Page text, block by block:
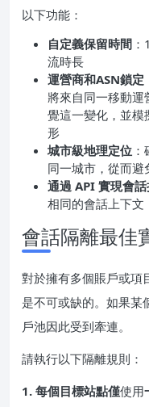
以下功能：
自定義保留時間
流時長
運營商和ASN鎖定
將來自同一移動運
覺這一變化，並模
形
城市級地理定位
同一城市，從而
通過 API 實現會
相同的會話上下文
會話隔離最佳
對於擁有多個賬戶或項
是不可或缺的。如果某
戶池因此受到牽連。
請執行以下隔離規則：
1. 每個目標站點僅使用